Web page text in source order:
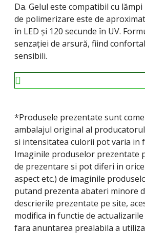
Da. Gelul este compatibil cu lămpi
de polimerizare este de
în LED și 120 secunde în UV.
senzației de arsură, fiind
sensibili.
*Produsele prezentate sunt
ambalajul original al
si intensitatea culorii pot varia in
Imaginile produselor prezentate
de prezentare si pot diferi in
aspect etc.) de imaginile
putand prezenta abateri minore
descrierile prezentate pe site,
modifica in functie de
fara anuntarea prealabila a